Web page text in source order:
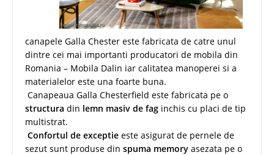
canapele Galla Chester este fabricata de catre unul
dintre cei mai importanti producatori de mobila din
Romania – Mobila Dalin iar calitatea manoperei si a
materialelor este una foarte buna.
Canapeaua Galla Chesterfield este fabricata pe o
structura din lemn masiv de fag inchis cu placi de tip
multistrat.
Confortul de exceptie este asigurat de pernele de
sezut sunt produse din spuma memory asezata pe o